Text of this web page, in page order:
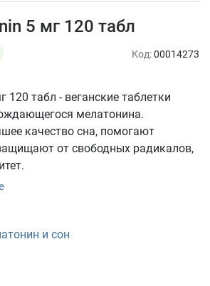
5 мг 120 табл
Код:00014273
120 табл - веганские таблетки
мелатонина.
качество сна, помогают
от свободных радикалов,
и сон